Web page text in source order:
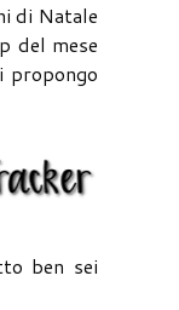
di Natale
del mese
propongo
ben sei